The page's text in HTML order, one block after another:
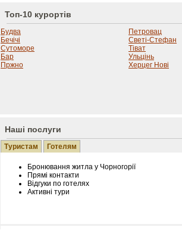
Топ-10 курортів
Будва
Бечічі
Сутоморе
Бар
Пржно
Петровац
Светі-Стефан
Тіват
Ульцінь
Херцег Нові
Наші послуги
Туристам Готелям
Бронювання житла у Чорногорії
Прямі контакти
Відгуки по готелях
Активні тури